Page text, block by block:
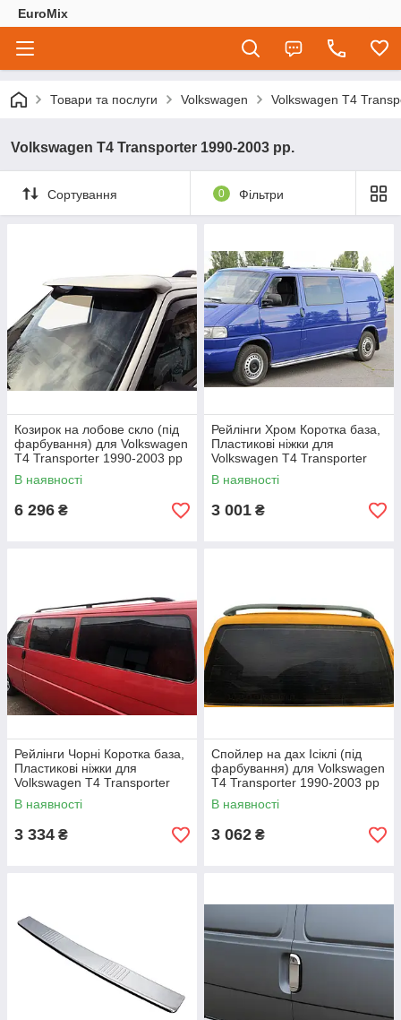
EuroMix
Товари та послуги Volkswagen Volkswagen T4
Volkswagen T4 Transporter 1990-2003 рр.
Сортування 0 Фільтри
Козирок на лобове скло (під
фарбування) для Volkswagen
T4 Transporter 1990-2003 рр
В наявності
6 296 ₴
Рейлінги Хром Коротка база,
Пластикові ніжки для
Volkswagen T4 Transporter
1990-2003 рр
В наявності
3 001 ₴
Рейлінги Чорні Коротка база,
Пластикові ніжки для
Volkswagen T4 Transporter
1990-2003 рр
В наявності
3 334 ₴
Спойлер на дах Ісіклі (під
фарбування) для Volkswagen
T4 Transporter 1990-2003 рр
В наявності
3 062 ₴